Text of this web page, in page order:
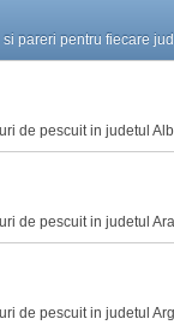
pareri pentru fiecare
de pescuit in judetul
de pescuit in judetul
de pescuit in judetul